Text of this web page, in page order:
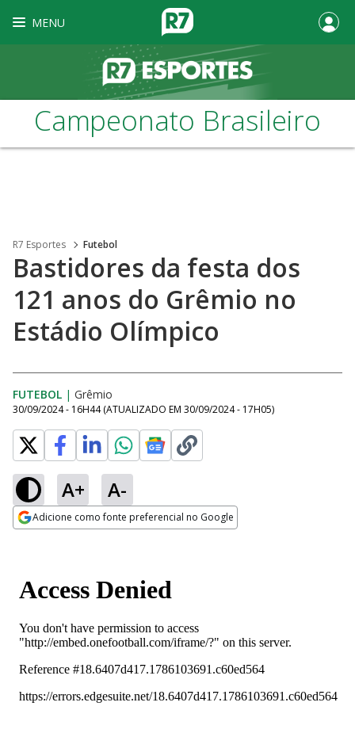
MENU
Campeonato Brasileiro
R7 Esportes Futebol
Bastidores da festa dos
121 anos do Grêmio no
Estádio Olímpico
FUTEBOL | Grêmio
30/09/2024 - 16H44 (ATUALIZADO EM 30/09/2024 - 17H05)
A+ A-
Adicione como fonte preferencial no Google